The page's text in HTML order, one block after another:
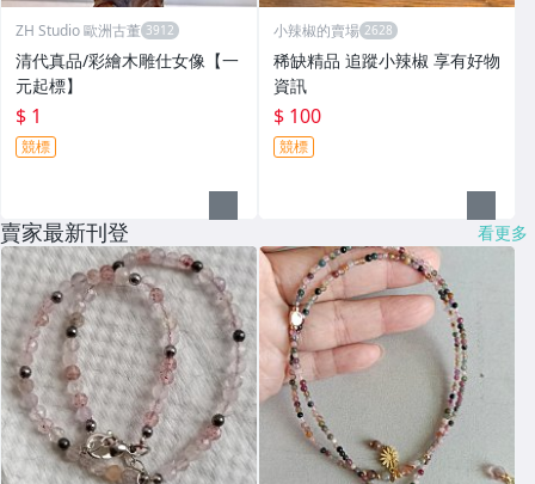
ZH Studio 歐洲古董
清代真品/彩繪木雕仕女像【一
元起標】
$ 1
競標
小辣椒的賣場
稀缺精品 追蹤小辣椒 享有好物
資訊
$ 100
競標
賣家最新刊登 看更多